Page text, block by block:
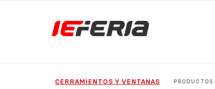
CERRAMIENTOS Y VENTANAS PRODUCTOS